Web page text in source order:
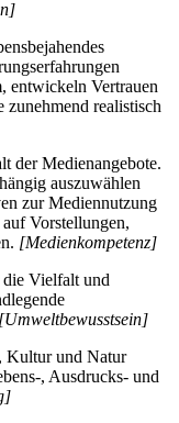
entwickeln Vertrauen
zunehmend realistisch
der Medienangebote.
auszuwählen
zur Mediennutzung
Vorstellungen,
[Medienkompetenz]
Vielfalt und
[Umweltbewusstsein]
Kultur und Natur
, Ausdrucks- und